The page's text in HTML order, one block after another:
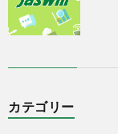
カテゴリー